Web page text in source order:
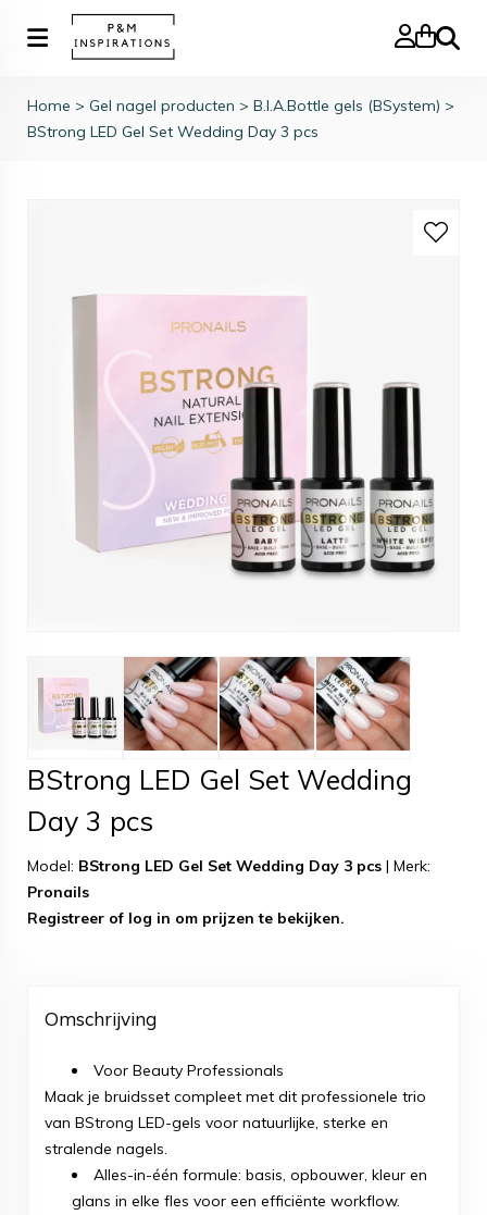
Zoeken
Home > Gel nagel producten > B.I.A.Bottle gels (BSystem) >
BStrong LED Gel Set Wedding Day 3 pcs
BStrong LED Gel Set Wedding
Day 3 pcs
Model: BStrong LED Gel Set Wedding Day 3 pcs | Merk:
Pronails
Registreer of log in om prijzen te bekijken.
Omschrijving
Voor Beauty Professionals
Maak je bruidsset compleet met dit professionele trio
van BStrong LED-gels voor natuurlijke, sterke en
stralende nagels.
Alles-in-één formule: basis, opbouwer, kleur en
glans in elke fles voor een efficiënte workflow.